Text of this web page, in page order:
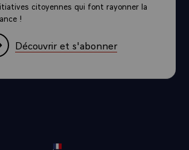
citoyennes qui font rayonner la
!
Découvrir et s'abonner